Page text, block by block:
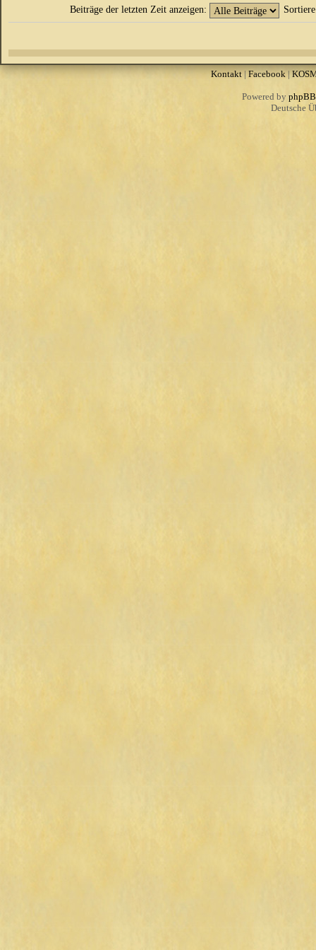
Beiträge der letzten Zeit anzeigen:
Kontakt| Facebook |
Powered by phpBB
Deutsche